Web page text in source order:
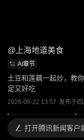
@ 上海地道美食
AI章节
土豆和莲藕一起炒，教
足又好吃
2026-05-22 13:57 发布于四
打开腾讯新闻客户